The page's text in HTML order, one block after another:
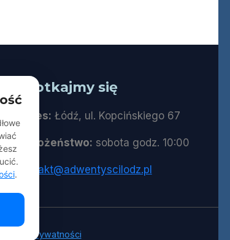
Spotkajmy się
Adres: Łódź, ul. Kopcińskiego 67
Nabożeństwo: sobota godz. 10:00
kontakt@adwentyscilodz.pl
Polityka Prywatności
.